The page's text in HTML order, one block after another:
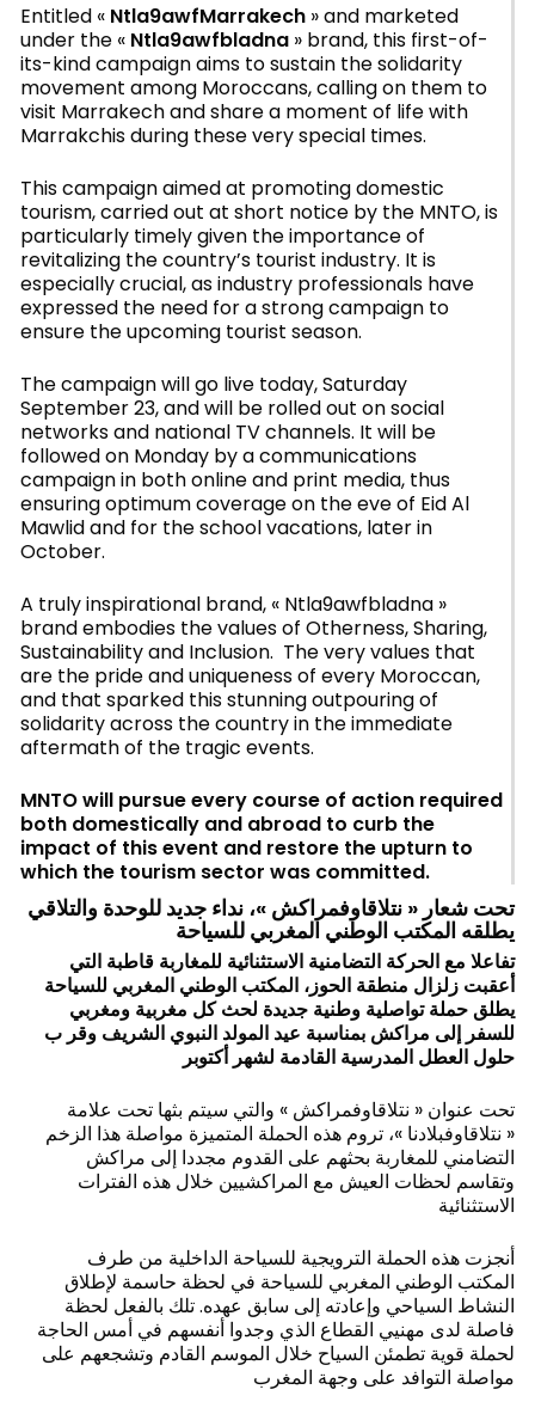
Entitled « Ntla9awfMarrakech» and marketed
under the « Ntla9awfbladna» brand, this first-of-
its-kind campaign aims to sustain the solidarity
movement among Moroccans, calling on them to
visit Marrakech and share a moment of life with
Marrakchis during these very special times.
This campaign aimed at promoting domestic
tourism, carried out at short notice by the MNTO, is
particularly timely given the importance of
revitalizing the country’s tourist industry. It is
especially crucial, as industry professionals have
expressed the need for a strong campaign to
ensure the upcoming tourist season.
The campaign will go live today, Saturday
September 23, and will be rolled out on social
networks and national TV channels. It will be
followed on Monday by a communications
campaign in both online and print media, thus
ensuring optimum coverage on the eve of Eid Al
Mawlid and for the school vacations, later in
October.
A truly inspirational brand, « Ntla9awfbladna »
brand embodies the values of Otherness, Sharing,
Sustainability and Inclusion. The very values that
are the pride and uniqueness of every Moroccan,
and that sparked this stunning outpouring of
solidarity across the country in the immediate
aftermath of the tragic events.
MNTO will pursue every course of action required
both domestically and abroad to curb the
impact of this event and restore the upturn to
which the tourism sector was committed.
تحت شعار « نتلاقاوفمراكش »، نداء جديد للوحدة والتلاقي
يطلقه المكتب الوطني المغربي للسياحة
تفاعلا مع الحركة التضامنية الاستثنائية للمغاربة قاطبة التي
أعقبت زلزال منطقة الحوز، المكتب الوطني المغربي للسياحة
يطلق حملة تواصلية وطنية جديدة لحث كل مغربية ومغربي
للسفر إلى مراكش بمناسبة عيد المولد النبوي الشريف وقر ب
حلول العطل المدرسية القادمة لشهر أكتوبر
تحت عنوان « نتلاقاوفمراكش » والتي سيتم بثها تحت علامة
« نتلاقاوفبلادنا »، تروم هذه الحملة المتميزة مواصلة هذا الزخم
التضامني للمغاربة بحثهم على القدوم مجددا إلى مراكش
وتقاسم لحظات العيش مع المراكشيين خلال هذه الفترات
الاستثنائية
أنجزت هذه الحملة الترويجية للسياحة الداخلية من طرف
المكتب الوطني المغربي للسياحة في لحظة حاسمة لإطلاق
النشاط السياحي وإعادته إلى سابق عهده. تلك بالفعل لحظة
فاصلة لدى مهنيي القطاع الذي وجدوا أنفسهم في أمس الحاجة
لحملة قوية تطمئن السياح خلال الموسم القادم وتشجعهم على
مواصلة التوافد على وجهة المغرب